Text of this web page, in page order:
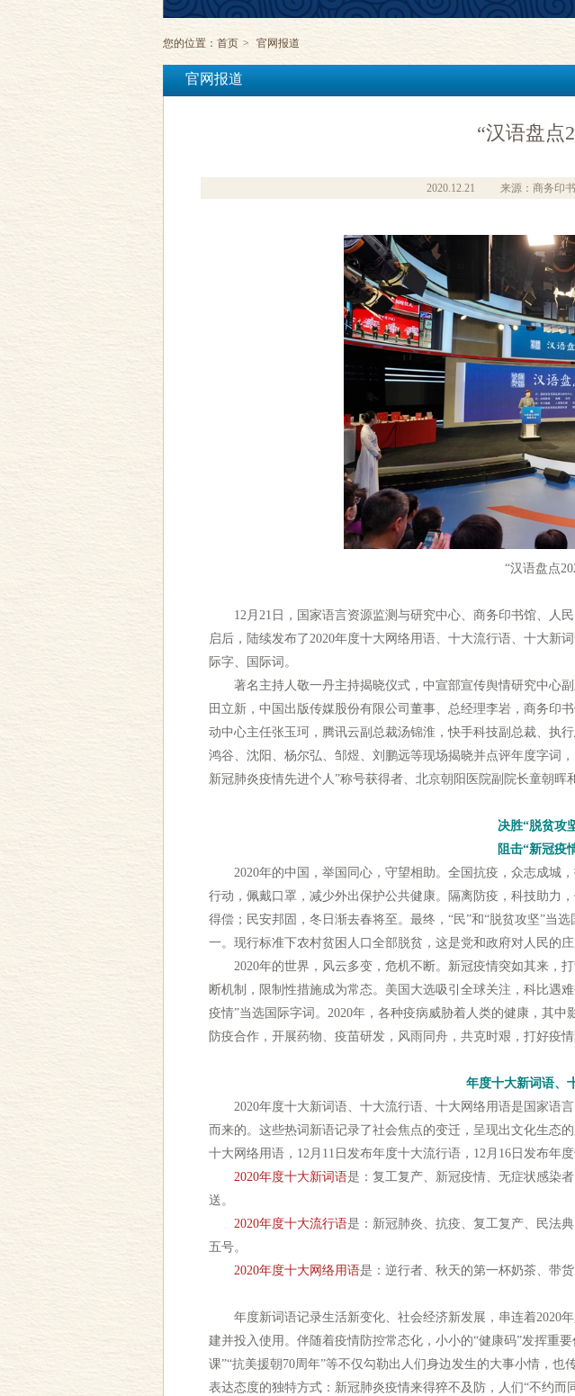
您的位置： 首页 > 官网报道
官网报道
“汉语盘点
2020.12.21 来源：商务印
“汉语盘点
12月21日，国家语言资源监测与研究中心、商务印书馆、人民
启后，陆续发布了2020年度十大网络用语、十大流行语、十大新
际字、国际词。
著名主持人敬一丹主持揭晓仪式，中宣部宣传舆情研究中心副
田立新，中国出版传媒股份有限公司董事、总经理李岩，商务印
动中心主任张玉珂，腾讯云副总裁汤锦淮，快手科技副总裁、执
鸿谷、沈阳、杨尔弘、邹煜、刘鹏远等现场揭晓并点评年度字词
新冠肺炎疫情先进个人”称号获得者、北京朝阳医院副院长童朝晖
决胜“脱贫攻
阻击“新冠疫情
2020年的中国，举国同心，守望相助。全国抗疫，众志成城
行动，佩戴口罩，减少外出保护公共健康。隔离防疫，科技助力
得偿；民安邦固，冬日渐去春将至。最终，“民”和“脱贫攻坚”当
一。现行标准下农村贫困人口全部脱贫，这是党和政府对人民的
2020年的世界，风云多变，危机不断。新冠疫情突如其来，
断机制，限制性措施成为常态。美国大选吸引全球关注，科比遇
疫情”当选国际字词。2020年，各种疫病威胁着人类的健康，其
防疫合作，开展药物、疫苗研发，风雨同舟，共克时艰，打好疫
年度十大新词语、
2020年度十大新词语、十大流行语、十大网络用语是国家语
而来的。这些热词新语记录了社会焦点的变迁，呈现出文化生态
十大网络用语，12月11日发布年度十大流行语，12月16日发布年
2020年度十大新词语是：复工复产、新冠疫情、无症状感染
送。
2020年度十大流行语是：新冠肺炎、抗疫、复工复产、民法
五号。
2020年度十大网络用语是：逆行者、秋天的第一杯奶茶、带
年度新词语记录生活新变化、社会经济新发展，串连着2020年
建并投入使用。伴随着疫情防控常态化，小小的“健康码”发挥重
课”“抗美援朝70周年”等不仅勾勒出人们身边发生的大事小情，
表达态度的独特方式：新冠肺炎疫情来得猝不及防，人们“不约而